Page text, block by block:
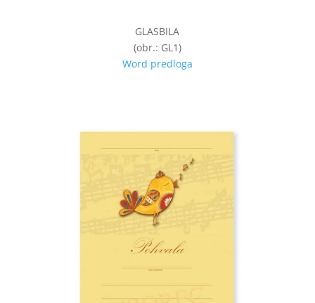
GLASBILA
(obr.: GL1)
Word predloga